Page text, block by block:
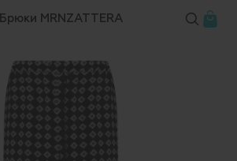
Брюки MRNZATTERA